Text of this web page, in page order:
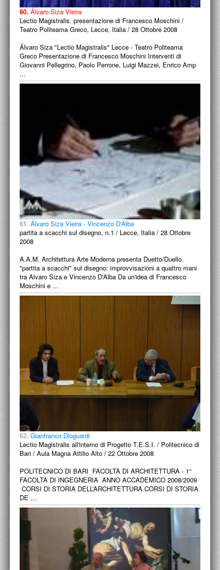
60. Álvaro Siza Vieira
Lectio Magistralis. presentazione di Francesco Moschini /
Teatro Politeama Greco, Lecce, Italia / 28 Ottobre 2008
Álvaro Siza "Lectio Magistralis" Lecce - Teatro Politeama
Greco Presentazione di Francesco Moschini Interventi di
Giovanni Pellegrino, Paolo Perrone, Luigi Mazzei, Enrico Amp
...
61. Álvaro Siza Vieira - Vincenzo D'Alba
partita a scacchi sul disegno, n.1 / Lecce, Italia / 28 Ottobre
2008
A.A.M. Architettura Arte Moderna presenta Duetto/Duello.
"partita a scacchi" sul disegno: improvvisazioni a quattro mani
tra Alvaro Siza e Vincenzo D'Alba Da un'idea di Francesco
Moschini e ...
62. Gianfranco Dioguardi
Lectio Magistralis all'interno di Progetto T.E.S.I. / Politecnico di
Bari / Aula Magna Attilio Alto / 22 Ottobre 2008
POLITECNICO DI BARI FACOLTÀ DI ARCHITETTURA - 1°
FACOLTÀ DI INGEGNERIA ANNO ACCADEMICO 2008/2009
CORSI DI STORIA DELL’ARCHITETTURA CORSI DI STORIA
DE ...